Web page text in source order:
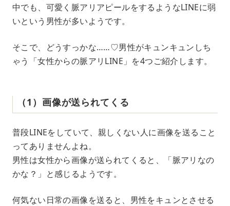
中でも、可愛く脈アリアピールをするようなLINEに弱
いという男性が多いようです。
そこで、どうすっかな……♡男性がキュンキュンしち
ゃう「女性からの脈アリLINE」を4つご紹介します。
（1）画像が送られてくる
普段LINEをしていて、親しくない人に画像を送ること
ってありませんよね。
男性は女性から画像が送られてくると、「脈アリなの
かな？」と感じるようです。
何気ない日常の画像を送ると、男性をキュンとさせる